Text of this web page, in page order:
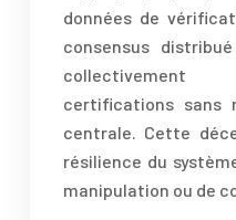
données de
consensus
collectivement
certifications sans
centrale. Cette
résilience du
manipulation ou de